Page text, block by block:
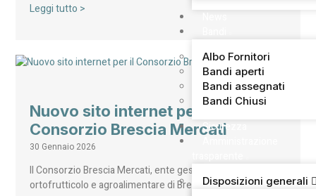
Albo Fornitori
Bandi aperti
Bandi assegnati
Bandi Chiusi
Sicurezza
Disposizioni generali
Leggi tutto >
Nuovo sito internet per il
Consorzio Brescia Mercati
30 Gennaio 2026
Il Consorzio Brescia Mercati, ente gestore del mercato
ortofrutticolo e agroalimentare di Brescia – secondo…